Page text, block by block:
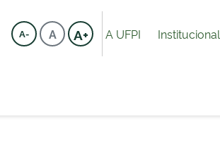
A- A A+ A UFPI Institucional